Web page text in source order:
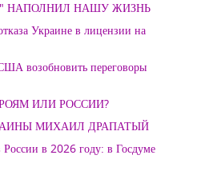
НАПОЛНИЛ НАШУ ЖИЗНЬ
Украине в лицензии на
возобновить переговоры
ИЛИ РОССИИ?
МИХАИЛ ДРАПАТЫЙ
в 2026 году: в Госдуме